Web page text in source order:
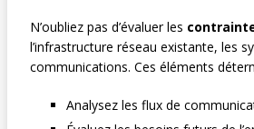
N’oubliez pas d’évaluer les
l’infrastructure réseau existante, les
communications. Ces éléments
Analysez les flux de